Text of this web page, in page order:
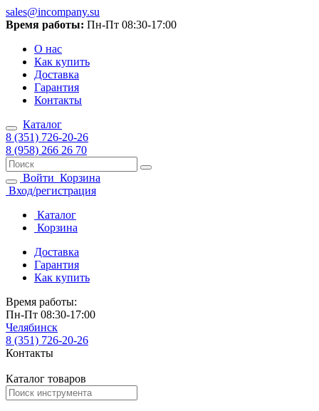
sales@incompany.su
Время работы: Пн-Пт 08:30-17:00
О нас
Как купить
Доставка
Гарантия
Контакты
Каталог
8 (351) 726-20-26
8 (958) 266 26 70
Войти Корзина
Вход/регистрация
Каталог
Корзина
Доставка
Гарантия
Как купить
Время работы:
Пн-Пт 08:30-17:00
Челябинск
8 (351) 726-20-26
Контакты
Каталог товаров